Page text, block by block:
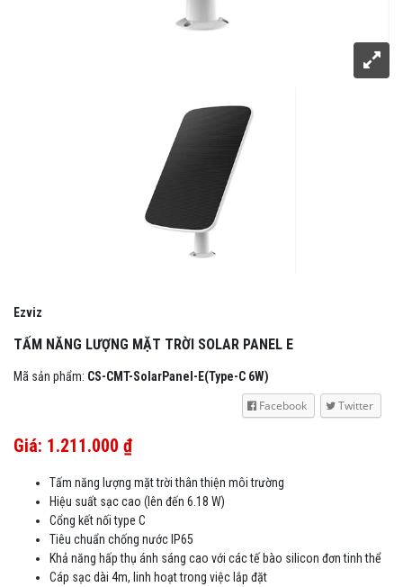
Ezviz
TẤM NĂNG LƯỢNG MẶT TRỜI SOLAR PANEL E
Mã sản phẩm: CS-CMT-SolarPanel-E(Type-C 6W)
Facebook Twitter
Giá: 1.211.000 ₫
Tấm năng lượng mặt trời thân thiện môi trường
Hiệu suất sạc cao (lên đến 6.18 W)
Cổng kết nối type C
Tiêu chuẩn chống nước IP65
Khả năng hấp thụ ánh sáng cao với các tế bào silicon đơn tinh thể
Cáp sạc dài 4m, linh hoạt trong việc lắp đặt